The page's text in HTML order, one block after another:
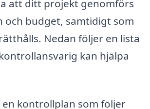
att ditt projekt genomförs
och budget, samtidigt som
Nedan följer en lista
kan hjälpa
kontrollplan som följer